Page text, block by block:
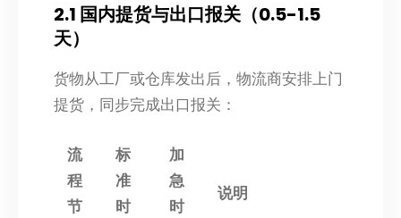
2.1 国内提货与出口报关（0.5-1.5
天）
货物从工厂或仓库发出后，物流商安排上门
提货，同步完成出口报关：
流
程
节
标
准
时
加
急
时
说明